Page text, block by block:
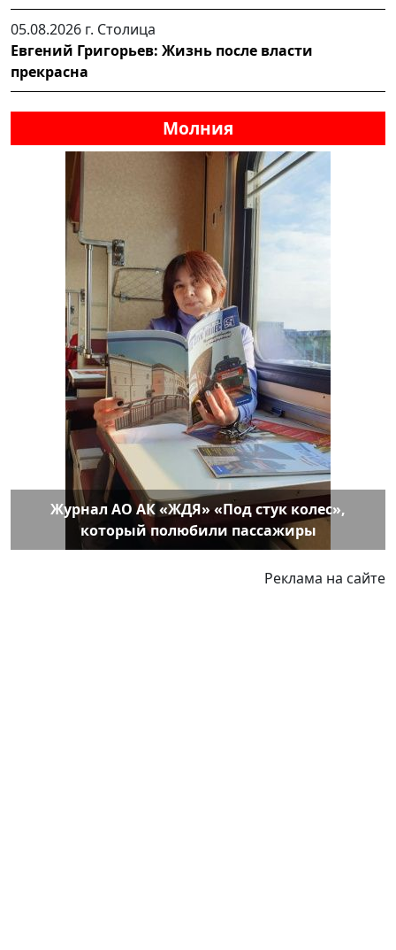
05.08.2026 г. Столица
Евгений Григорьев: Жизнь после власти
прекрасна
Молния
Журнал АО АК «ЖДЯ» «Под стук колес»,
который полюбили пассажиры
Реклама на сайте